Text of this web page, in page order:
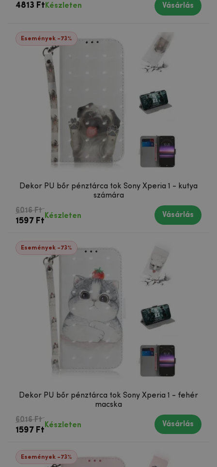
4813 Ft Készleten Vásárlás
Események -73%
Dekor PU bőr pénztárca tok Sony Xperia 1 - kutya
számára
6016 Ft
1597 Ft
Készleten Vásárlás
Események -73%
Dekor PU bőr pénztárca tok Sony Xperia 1 - fehér
macska
6016 Ft
1597 Ft
Készleten Vásárlás
Események -73%